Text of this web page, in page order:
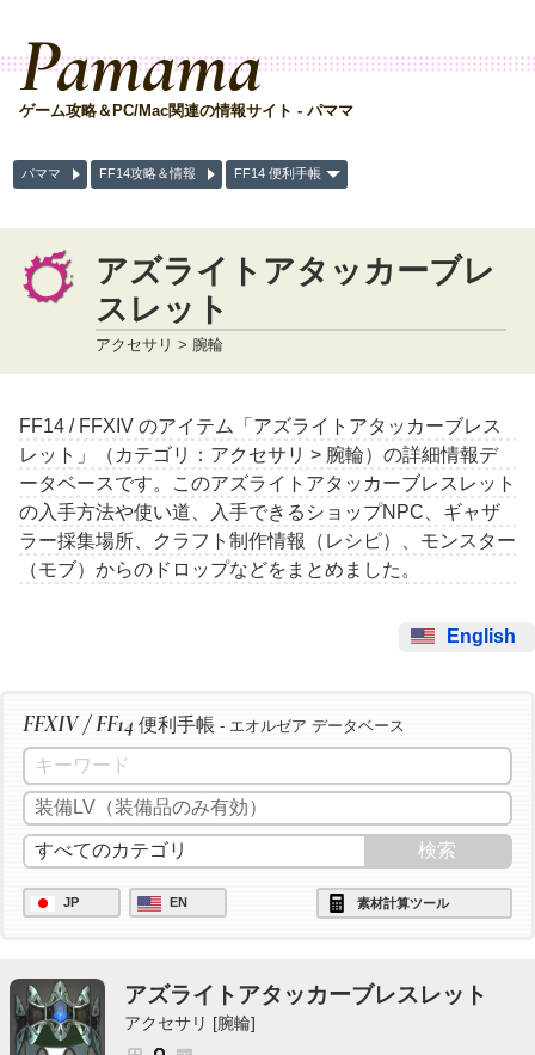
Pamama
ゲーム攻略＆PC/Mac関連の情報サイト - パママ
パママ FF14攻略＆情報 FF14 便利手帳
アズライトアタッカーブレ
スレット
アクセサリ > 腕輪
FF14 / FFXIV のアイテム「アズライトアタッカーブレス
レット」（カテゴリ：アクセサリ > 腕輪）の詳細情報デ
ータベースです。このアズライトアタッカーブレスレット
の入手方法や使い道、入手できるショップNPC、ギャザ
ラー採集場所、クラフト制作情報（レシピ）、モンスター
（モブ）からのドロップなどをまとめました。
English
FFXIV / FF14 便利手帳 - エオルゼア データベース
JP EN 素材計算ツール
アズライトアタッカーブレスレット
アクセサリ [腕輪]